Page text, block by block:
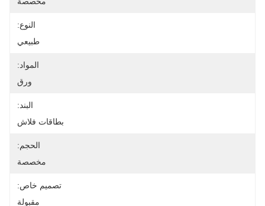
النوع:
طبيعي
المواد:
ورق
البند:
بطاقات فلاش
الحجم:
مخصصة
تصميم خاص:
مقبولة